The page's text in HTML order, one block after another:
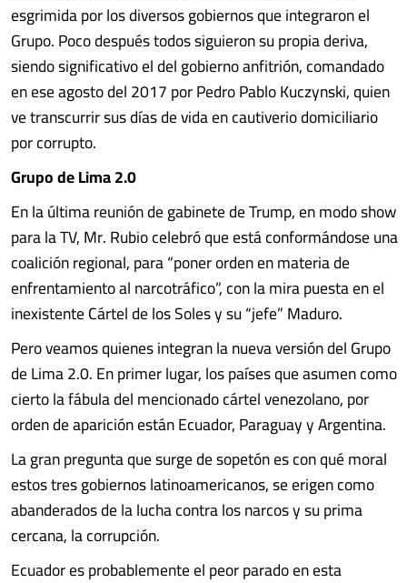
esgrimida por los diversos gobiernos que integraron el
Grupo. Poco después todos siguieron su propia deriva,
siendo significativo el del gobierno anfitrión, comandado
en ese agosto del 2017 por Pedro Pablo Kuczynski, quien
ve transcurrir sus días de vida en cautiverio domiciliario
por corrupto.
Grupo de Lima 2.0
En la última reunión de gabinete de Trump, en modo show
para la TV, Mr. Rubio celebró que está conformándose una
coalición regional, para “poner orden en materia de
enfrentamiento al narcotráfico”, con la mira puesta en el
inexistente Cártel de los Soles y su “jefe” Maduro.
Pero veamos quienes integran la nueva versión del Grupo
de Lima 2.0. En primer lugar, los países que asumen como
cierto la fábula del mencionado cártel venezolano, por
orden de aparición están Ecuador, Paraguay y Argentina.
La gran pregunta que surge de sopetón es con qué moral
estos tres gobiernos latinoamericanos, se erigen como
abanderados de la lucha contra los narcos y su prima
cercana, la corrupción.
Ecuador es probablemente el peor parado en esta